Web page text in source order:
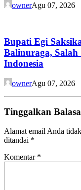
ownerAgu 07, 2026
Bupati Egi
Balinuraga, Salah
Indonesia
ownerAgu 07, 2026
Tinggalkan
Alamat email Anda
ditandai *
Komentar *